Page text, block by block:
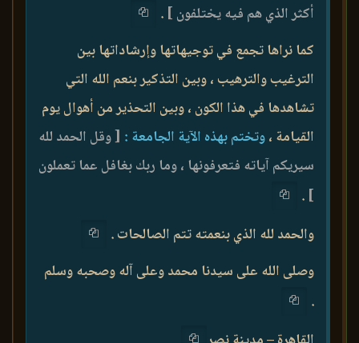
أكثر الذي هم فيه يختلفون ] .
كما نراها تجمع في توجيهاتها وإرشاداتها بين
الترغيب والترهيب ، وبين التذكير بنعم الله التي
تشاهدها في هذا الكون ، وبين التحذير من أهوال يوم
القيامة ،وتختم بهذه الآية الجامعة : [ وقل الحمد لله
سيريكم آياته فتعرفونها ، وما ربك بغافل عما تعملون
]
.
والحمد لله الذي بنعمته تتم الصالحات .
وصلى الله على سيدنا محمد وعلى آله وصحبه وسلم
.